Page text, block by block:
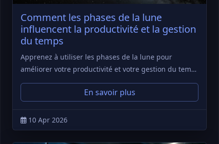
Comment les phases de la lune
influencent la productivité et la gestion
du temps
Apprenez à utiliser les phases de la lune pour
améliorer votre productivité et votre gestion du tem…
En savoir plus
10 Apr 2026